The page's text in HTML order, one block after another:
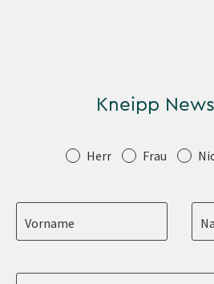
Kneipp
Anrede Herr Frau
Vorname